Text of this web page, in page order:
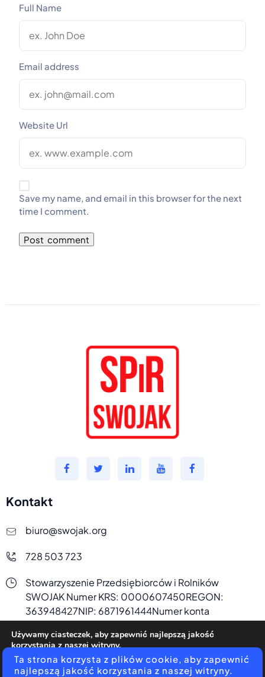
Full Name
Email address
Website Url
Save my name, and email in this browser for the next
time I comment.
Kontakt
biuro@swojak.org
728 503 723
Stowarzyszenie Przedsiębiorców i Rolników
SWOJAKNumer KRS: 0000607450REGON:
363948427NIP: 6871961444Numer konta
Ta strona korzysta z plików cookie, aby zapewnić
najlepszą jakość korzystania z naszej witryny.
Używamy ciasteczek, aby zapewnić najlepszą jakość
korzystania z naszej witryny.
Więcej informacji na temat plików ciasteczka, których
używamy, oraz możliwości ich wyłączenia znajdziesz w